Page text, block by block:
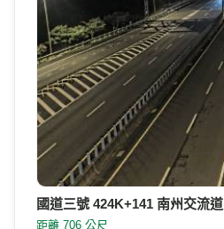
國道三號 424K+141 南州交流道
距離 706 公尺